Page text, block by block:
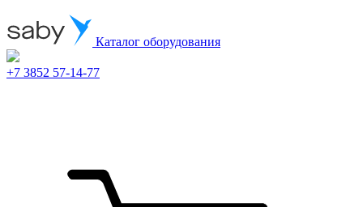
Каталог оборудования
+7 3852 57-14-77